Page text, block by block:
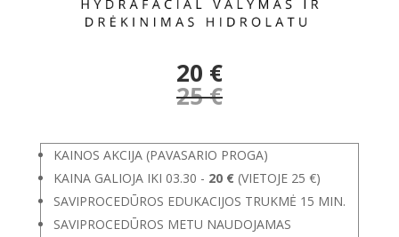
20 €
25€
KAINOS AKCIJA (PAVASARIO PROGA)
KAINA GALIOJA IKI 03.30 - 20 €(VIETOJE 25 €)
SAVIPROCEDŪROS EDUKACIJOS TRUKMĖ 15 MIN.
SAVIPROCEDŪROS METU NAUDOJAMAS